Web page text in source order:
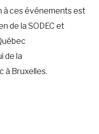
à ces événements est
de la SODEC et
de la
à Bruxelles.